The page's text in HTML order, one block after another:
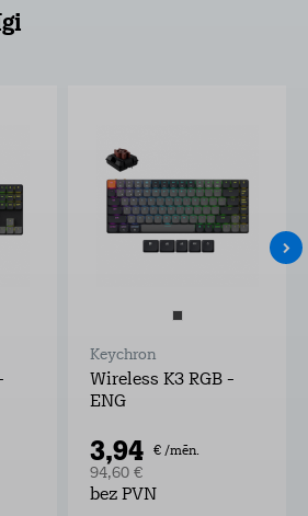
Keychron
Wireless K3 RGB -
ENG
3,94 € /mēn.
94,60 €
bez PVN